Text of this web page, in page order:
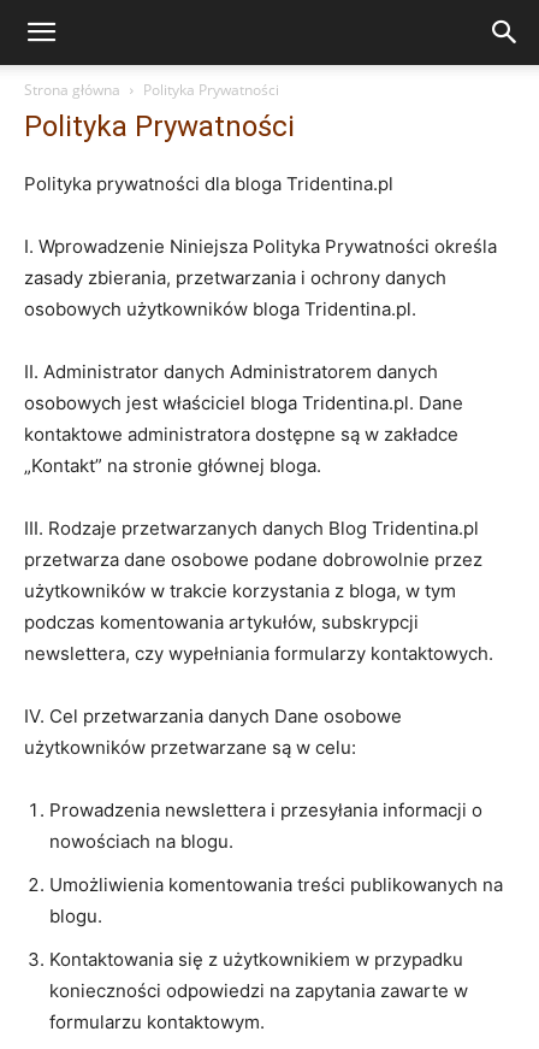
Strona główna Polityka Prywatności
Polityka Prywatności
Polityka prywatności dla bloga Tridentina.pl
I. Wprowadzenie Niniejsza Polityka Prywatności określa
zasady zbierania, przetwarzania i ochrony danych
osobowych użytkowników bloga Tridentina.pl.
II. Administrator danych Administratorem danych
osobowych jest właściciel bloga Tridentina.pl. Dane
kontaktowe administratora dostępne są w zakładce
„Kontakt” na stronie głównej bloga.
III. Rodzaje przetwarzanych danych Blog Tridentina.pl
przetwarza dane osobowe podane dobrowolnie przez
użytkowników w trakcie korzystania z bloga, w tym
podczas komentowania artykułów, subskrypcji
newslettera, czy wypełniania formularzy kontaktowych.
IV. Cel przetwarzania danych Dane osobowe
użytkowników przetwarzane są w celu:
Prowadzenia newslettera i przesyłania informacji o
nowościach na blogu.
Umożliwienia komentowania treści publikowanych na
blogu.
Kontaktowania się z użytkownikiem w przypadku
konieczności odpowiedzi na zapytania zawarte w
formularzu kontaktowym.